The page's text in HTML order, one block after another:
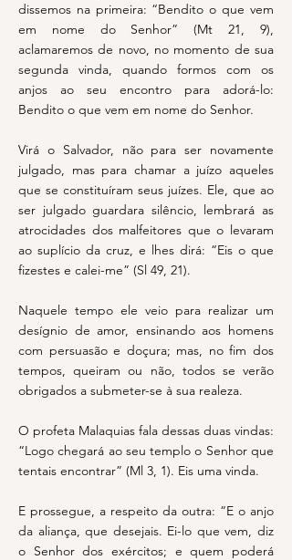
dissemos na primeira: “Bendito o que vem
em nome do Senhor” (Mt 21, 9),
aclamaremos de novo, no momento de sua
segunda vinda, quando formos com os
anjos ao seu encontro para adorá-lo:
Bendito o que vem em nome do Senhor.
Virá o Salvador, não para ser novamente
julgado, mas para chamar a juízo aqueles
que se constituíram seus juízes. Ele, que ao
ser julgado guardara silêncio, lembrará as
atrocidades dos malfeitores que o levaram
ao suplício da cruz, e lhes dirá: “Eis o que
fizestes e calei-me” (Sl 49, 21).
Naquele tempo ele veio para realizar um
desígnio de amor, ensinando aos homens
com persuasão e doçura; mas, no fim dos
tempos, queiram ou não, todos se verão
obrigados a submeter-se à sua realeza.
O profeta Malaquias fala dessas duas vindas:
“Logo chegará ao seu templo o Senhor que
tentais encontrar” (Ml 3, 1). Eis uma vinda.
E prossegue, a respeito da outra: “E o anjo
da aliança, que desejais. Ei-lo que vem, diz
o Senhor dos exércitos; e quem poderá